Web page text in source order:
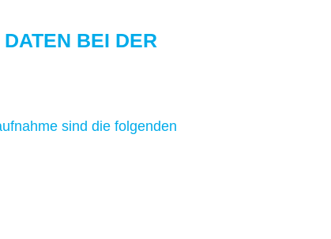
BEI DER
sind die folgenden